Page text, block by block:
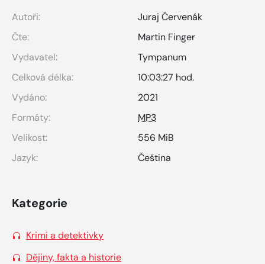
Autoři:
Juraj Červenák
Čte:
Martin Finger
Vydavatel:
Tympanum
Celková délka:
10:03:27 hod.
Vydáno:
2021
Formáty:
MP3
Velikost:
556 MiB
Jazyk:
Čeština
Kategorie
Krimi a detektivky
Dějiny, fakta a historie